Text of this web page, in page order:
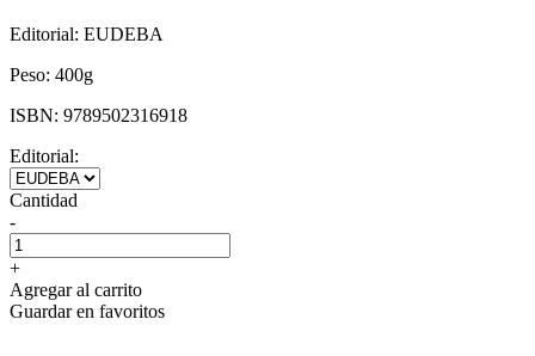
Editorial: EUDEBA
Peso: 400g
ISBN: 9789502316918
Editorial:
Cantidad
-
+
Agregar al carrito
Guardar en favoritos